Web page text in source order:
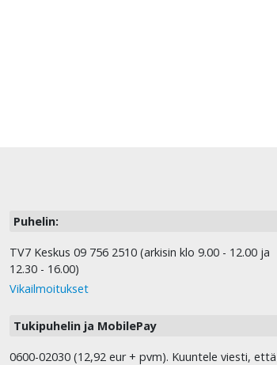
Puhelin:
TV7 Keskus 09 756 2510 (arkisin klo 9.00 - 12.00 ja
12.30 - 16.00)
Vikailmoitukset
Tukipuhelin ja MobilePay
0600-02030 (12,92 eur + pvm). Kuuntele viesti, että